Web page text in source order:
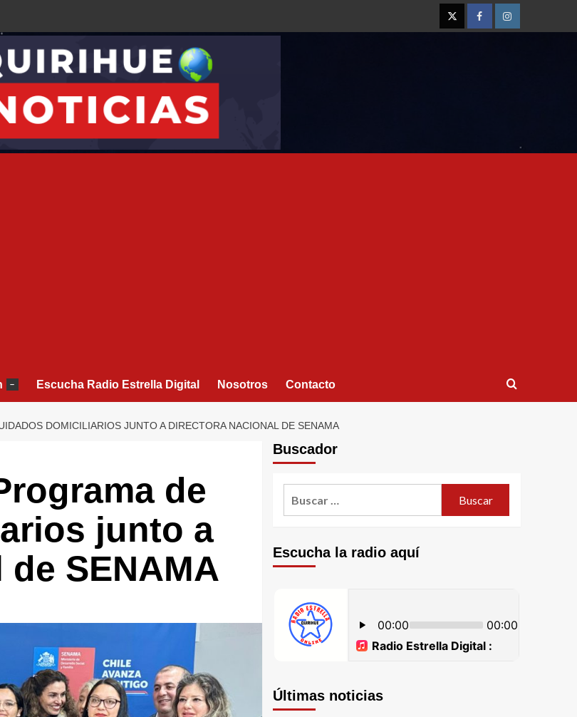
– Escucha Radio Estrella Digital Nosotros Contacto
DOMICILIARIOS JUNTO A DIRECTORA NACIONAL DE SENAMA
de
junto a
SENAMA
Buscador
Escucha la radio aquí
Últimas noticias